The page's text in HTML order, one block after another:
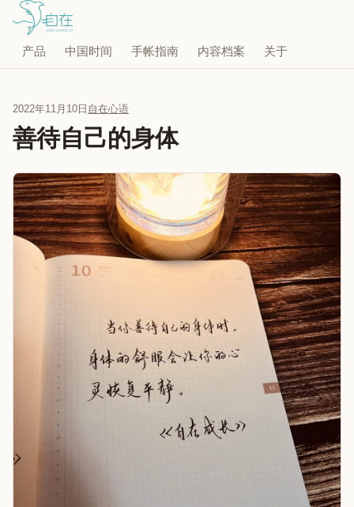
产品 中国时间 手帐指南 内容档案 关于
2022年11月10日 自在心语
善待自己的身体